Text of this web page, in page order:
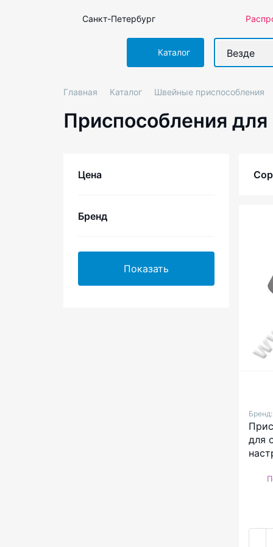
Санкт-Петербург
Каталог Везде
Главная Каталог Швейные приспособления
Приспособления
Цена
Бренд
4
1Показать
для